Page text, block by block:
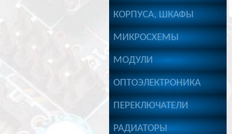
КОРПУСА, ШКАФЫ
МИКРОСХЕМЫ
МОДУЛИ
ОПТОЭЛЕКТРОНИКА
ПЕРЕКЛЮЧАТЕЛИ
РАДИАТОРЫ